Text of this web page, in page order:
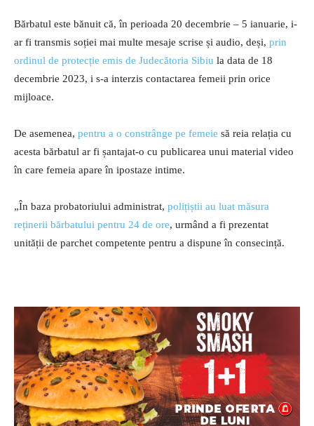
Bărbatul este bănuit că, în perioada 20 decembrie – 5 ianuarie, i-
ar fi transmis soției mai multe mesaje scrise și audio, deși, prin
ordinul de protecție emis de Judecătoria Sibiu la data de 18
decembrie 2023, i s-a interzis contactarea femeii prin orice
mijloace.
De asemenea, pentru a o constrânge pe femeie să reia relația cu
acesta bărbatul ar fi șantajat-o cu publicarea unui material video
în care femeia apare în ipostaze intime.
„În baza probatoriului administrat, polițiștii au luat măsura
reținerii bărbatului pentru 24 de ore, urmând a fi prezentat
unității de parchet competente pentru a dispune în consecință.